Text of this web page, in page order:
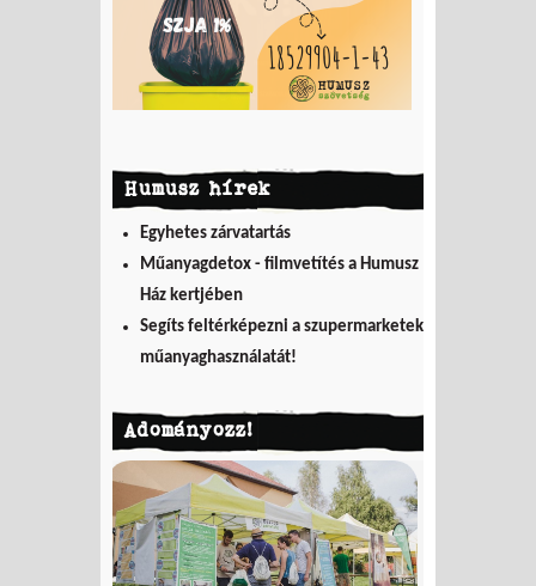
Humusz hírek
Egyhetes zárvatartás
Műanyagdetox - filmvetítés a Humusz
Ház kertjében
Segíts feltérképezni a szupermarketek
műanyaghasználatát!
Adományozz!